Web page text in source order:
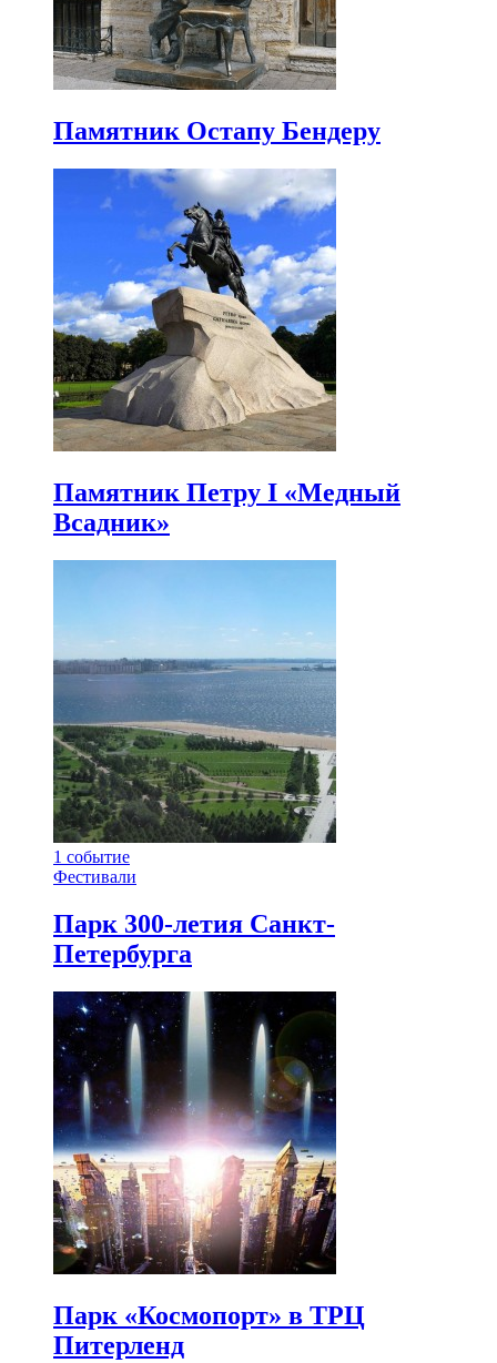
Памятник Остапу Бендеру
Памятник Петру I «Медный
Всадник»
1 событие
Фестивали
Парк 300-летия Санкт-
Петербурга
Парк «Космопорт» в ТРЦ
Питерленд